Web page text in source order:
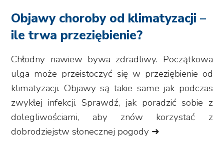
Objawy choroby od klimatyzacji –
ile trwa przeziębienie?
Chłodny nawiew bywa zdradliwy. Początkowa
ulga może przeistoczyć się w przeziębienie od
klimatyzacji. Objawy są takie same jak podczas
zwykłej infekcji. Sprawdź, jak poradzić sobie z
dolegliwościami, aby znów korzystać z
dobrodziejstw słonecznej pogody ➜